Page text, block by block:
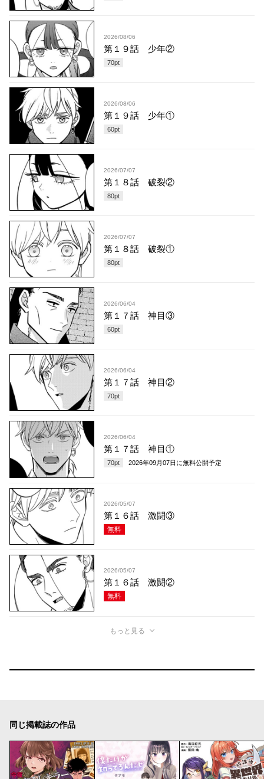
2026/08/06
第１９話 少年②
70pt
2026/08/06
第１９話 少年①
60pt
2026/07/07
第１８話 破裂②
80pt
2026/07/07
第１８話 破裂①
80pt
2026/06/04
第１７話 神目③
60pt
2026/06/04
第１７話 神目②
70pt
2026/06/04
第１７話 神目①
70pt 2026年09月07日 に無料公開予定
2026/05/07
第１６話 激闘③
無料
2026/05/07
第１６話 激闘②
無料
もっと見る
同じ掲載誌の作品